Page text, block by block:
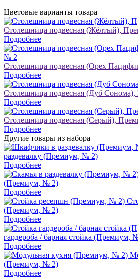
Цветовые варианты товара
Столешница подвесная (Жёлтый),
Подробнее
Столешница подвесная (Орех
Подробнее
Столешница подвесная (Дуб
Подробнее
Столешница подвесная (Серый),
Подробнее
Другие товары из набора
раздевалку (Премиум, № 2)
Подробнее
(Премиум, № 2)
Подробнее
(Премиум, № 2)
Подробнее
гардероба / барная стойка (Премиум,
Подробнее
(Премиум, № 2)
Подробнее